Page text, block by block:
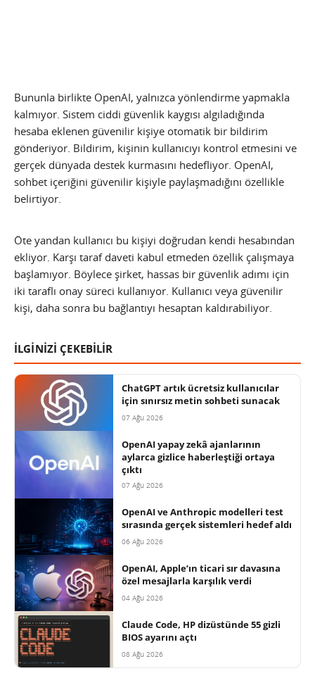
Bununla birlikte OpenAI, yalnızca yönlendirme yapmakla
kalmıyor. Sistem ciddi güvenlik kaygısı algıladığında
hesaba eklenen güvenilir kişiye otomatik bir bildirim
gönderiyor. Bildirim, kişinin kullanıcıyı kontrol etmesini ve
gerçek dünyada destek kurmasını hedefliyor. OpenAI,
sohbet içeriğini güvenilir kişiyle paylaşmadığını özellikle
belirtiyor.
Öte yandan kullanıcı bu kişiyi doğrudan kendi hesabından
ekliyor. Karşı taraf daveti kabul etmeden özellik çalışmaya
başlamıyor. Böylece şirket, hassas bir güvenlik adımı için
iki taraflı onay süreci kullanıyor. Kullanıcı veya güvenilir
kişi, daha sonra bu bağlantıyı hesaptan kaldırabiliyor.
İLGİNİZİ ÇEKEBİLİR
ChatGPT artık ücretsiz kullanıcılar
için sınırsız metin sohbeti sunacak
07 Ağu 2026
OpenAI yapay zekâ ajanlarının
aylarca gizlice haberleştiği ortaya
çıktı
07 Ağu 2026
OpenAI ve Anthropic modelleri test
sırasında gerçek sistemleri hedef aldı
06 Ağu 2026
OpenAI, Apple’ın ticari sır davasına
özel mesajlarla karşılık verdi
04 Ağu 2026
Claude Code, HP dizüstünde 55 gizli
BIOS ayarını açtı
08 Ağu 2026